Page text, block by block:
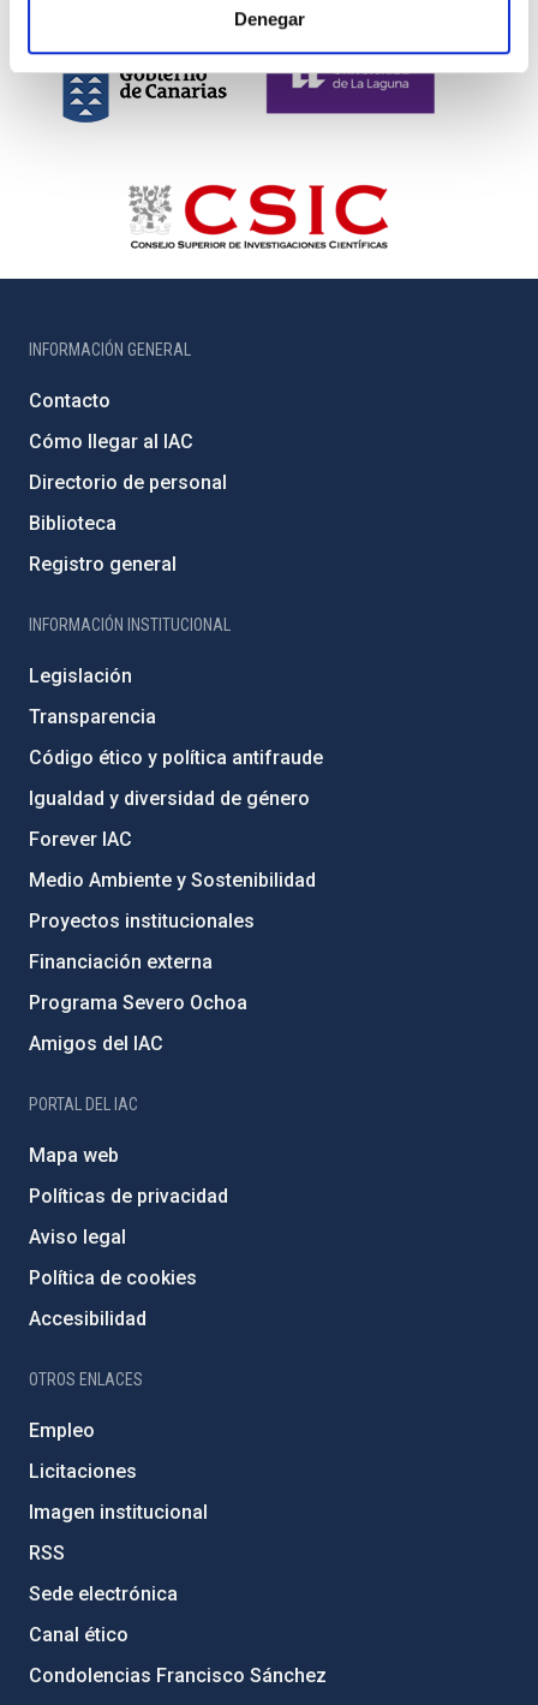
Denegar
INFORMACIÓN GENERAL
Contacto
Cómo llegar al IAC
Directorio de personal
Biblioteca
Registro general
INFORMACIÓN INSTITUCIONAL
Legislación
Transparencia
Código ético y política antifraude
Igualdad y diversidad de género
Forever IAC
Medio Ambiente y Sostenibilidad
Proyectos institucionales
Financiación externa
Programa Severo Ochoa
Amigos del IAC
PORTAL DEL IAC
Mapa web
Políticas de privacidad
Aviso legal
Política de cookies
Accesibilidad
OTROS ENLACES
Empleo
Licitaciones
Imagen institucional
RSS
Sede electrónica
Canal ético
Condolencias Francisco Sánchez